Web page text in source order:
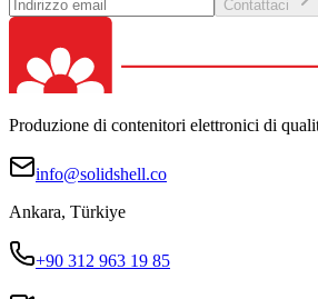
Contattaci
Produzione di contenitori elettronici di
info@solidshell.co
Ankara, Türkiye
+90 312 963 19 85